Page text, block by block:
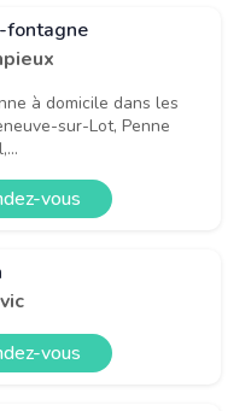
fontagne
à domicile dans les
sur-Lot, Penne
vous
vous